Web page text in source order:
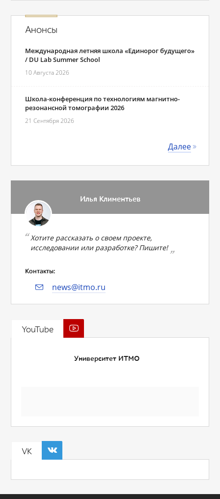
Анонсы
Международная летняя школа «Единорог будущего»
/ DU Lab Summer School
10 Августа 2026
Школа-конференция по технологиям магнитно-
резонансной томографии 2026
21 Сентября 2026
Далее
Илья Климентьев
Хотите рассказать о своем проекте,
исследовании или разработке? Пишите!
Контакты:
news@itmo.ru
YouTube
Университет ИТМО
VK